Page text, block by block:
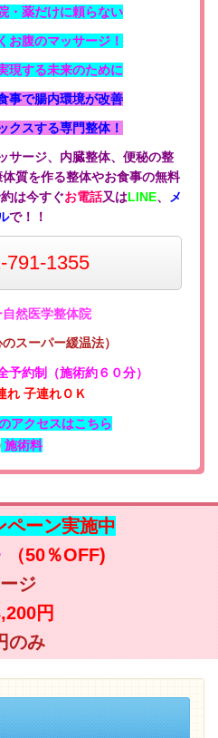
・薬だけに頼らない
お腹のマッサージ！
現する未来のために
事で腸内環境が改善
クスする専門整体！
サージ、内臓整体、便秘の整
質を作る整体やお食事の無料
は今すぐお電話又はLINE、
メ
で！！
791-1355
然医学整体院
スーパー緩温法）
予約制（施術約６０分）
れ 子連れＯＫ
アクセスはこちら
施術料
ペーン実施中
（50％OFF)
ジ
円
のみ